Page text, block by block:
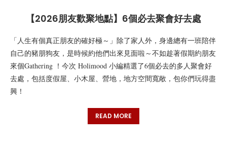
【2026朋友歡聚地點】6個必去聚會好去處
「人生有個真正朋友的確好極～」除了家人外，身邊總有一班陪伴
自己的豬朋狗友，是時候約他們出來見面啦～不如趁著假期約朋友
來個Gathering ！今次 Holimood 小編精選了6個必去的多人聚會好
去處，包括度假屋、小木屋、營地，地方空間寬敞，包你們玩得盡
興！
READ MORE